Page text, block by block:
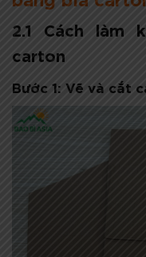
2.1 Cách làm
carton
Bước 1: Vẽ và cắt